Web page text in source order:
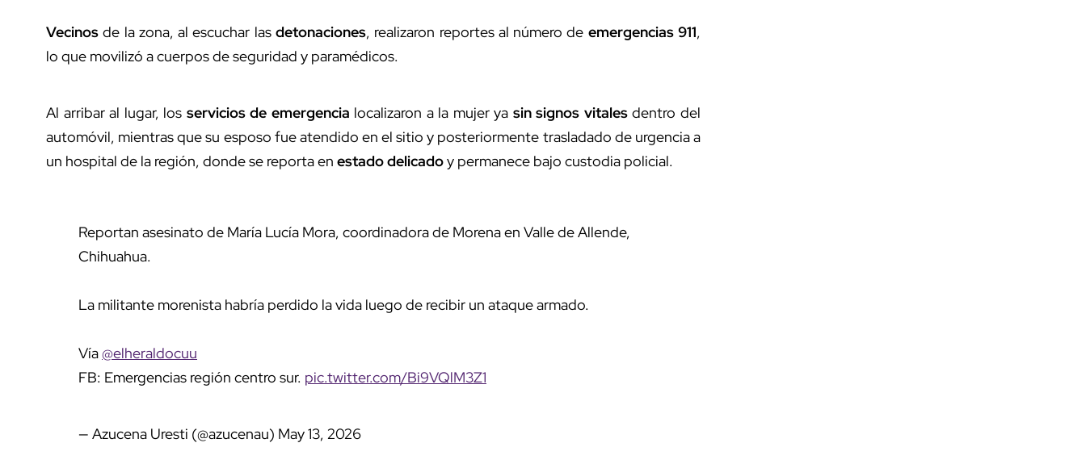
Vecinos de la zona, al escuchar las detonaciones, realizaron reportes al número de emergencias 911,
lo que movilizó a cuerpos de seguridad y paramédicos.
Al arribar al lugar, los servicios de emergencia localizaron a la mujer ya sin signos vitalesdentro del
automóvil, mientras que su esposo fue atendido en el sitio y posteriormente trasladado de urgencia a
un hospital de la región, donde se reporta en estado delicadoy permanece bajo custodia policial.
Reportan asesinato de María Lucía Mora, coordinadora de Morena en Valle de Allende,
Chihuahua.
La militante morenista habría perdido la vida luego de recibir un ataque armado.
Vía@elheraldocuu
FB: Emergencias región centro sur. pic.twitter.com/Bi9VQlM3Z1
— Azucena Uresti (@azucenau) May 13, 2026